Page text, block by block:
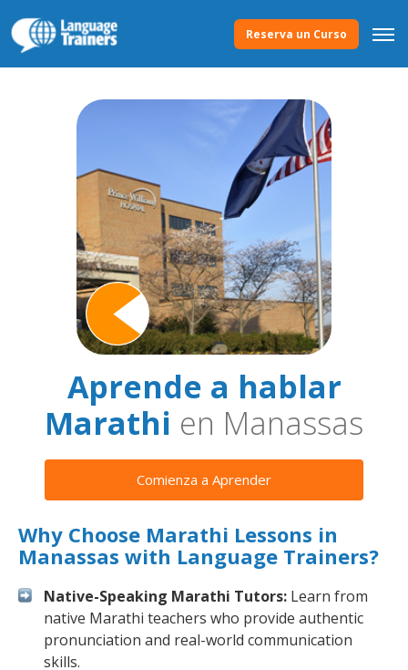
Reserva un Curso
Aprende a hablar
Marathi en Manassas
Comienza a Aprender
Why Choose Marathi Lessons in
Manassas with Language Trainers?
Native-Speaking Marathi Tutors: Learn from
native Marathi teachers who provide authentic
pronunciation and real-world communication
skills.